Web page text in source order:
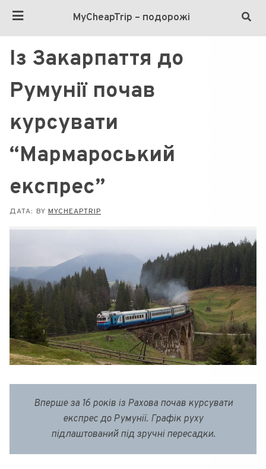
MyCheapTrip – подорожі
Із Закарпаття до
Румунії почав
курсувати
“Мармароський
експрес”
ДАТА: BY MYCHEAPTRIP
Вперше за 16 років із Рахова почав курсувати
експрес до Румунії. Графік руху
підлаштований під зручні пересадки.